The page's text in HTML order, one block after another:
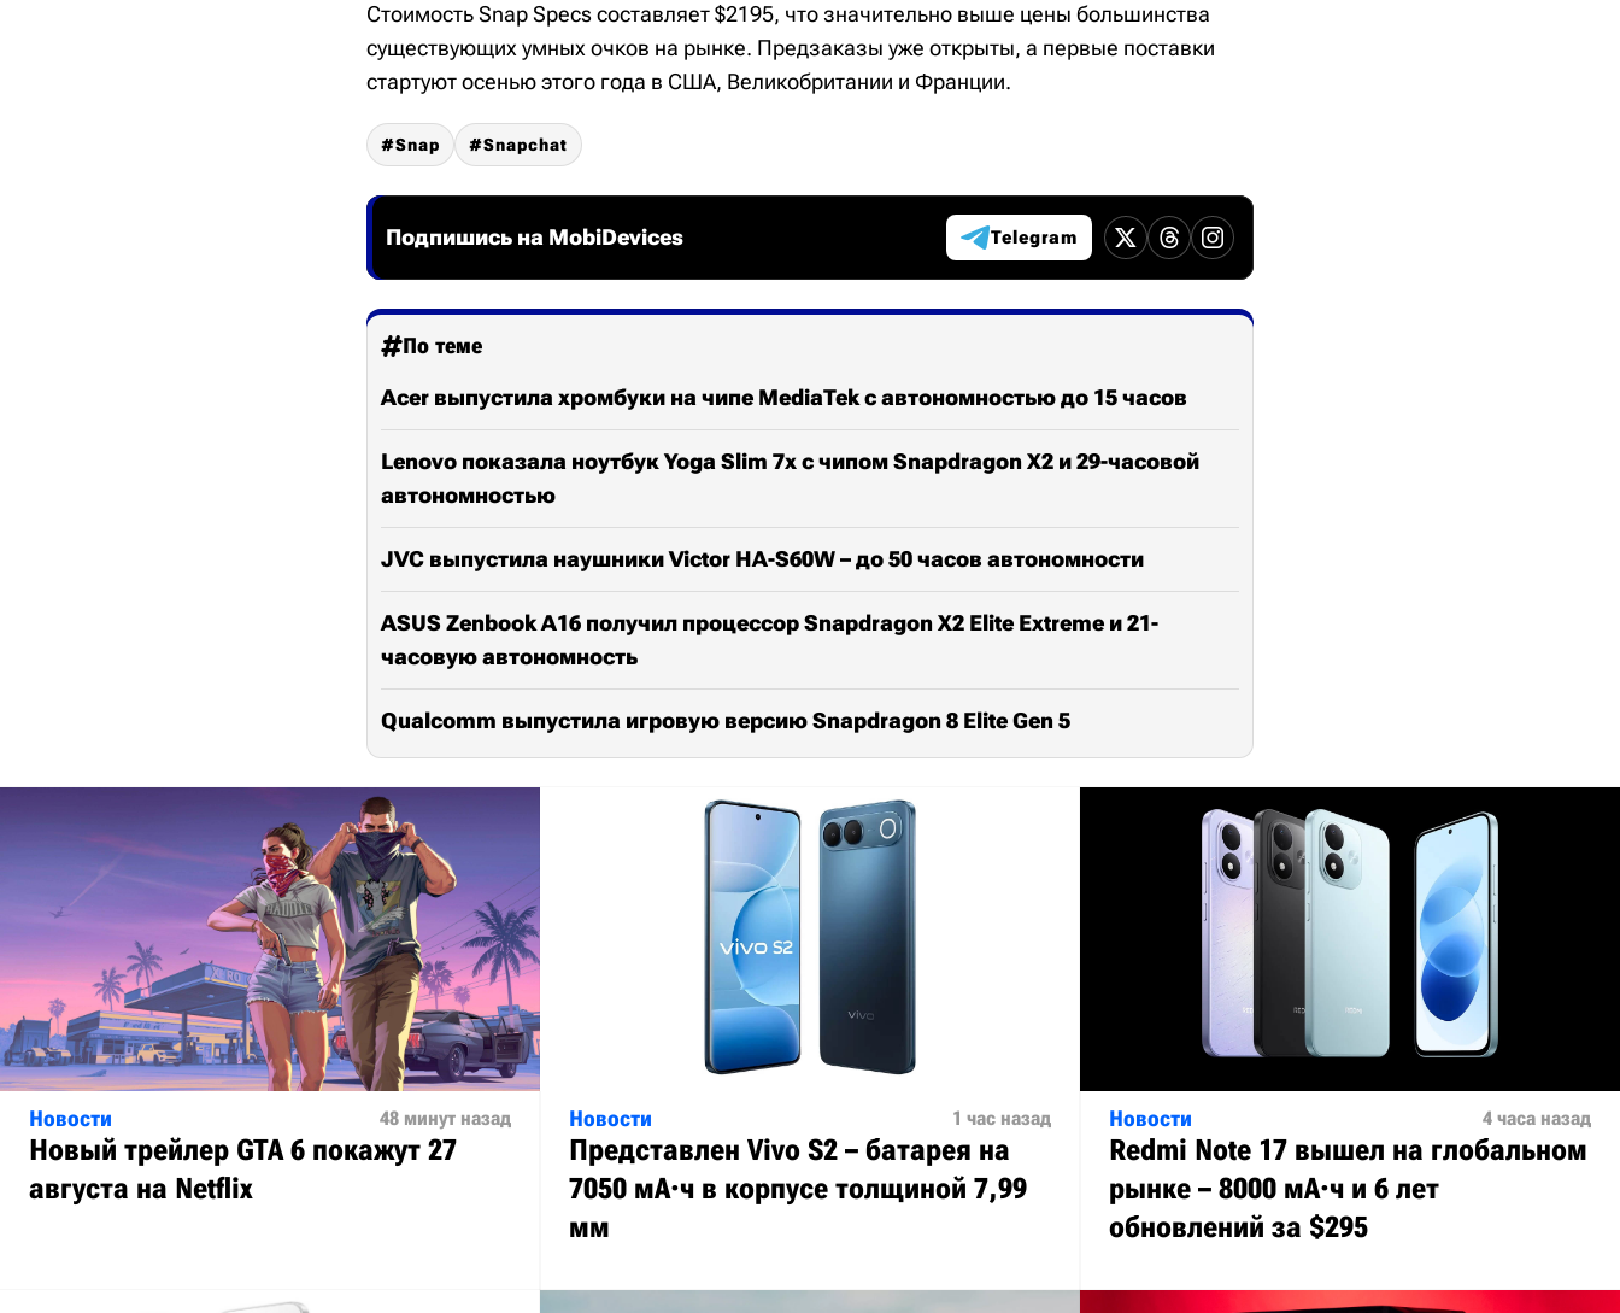
Стоимость Snap Specs составляет $2195, что значительно выше цены большинства
существующих умных очков на рынке. Предзаказы уже открыты, а первые поставки
стартуют осенью этого года в США, Великобритании и Франции.
Snap Snapchat
Подпишись на MobiDevices Telegram
По теме
Acer выпустила хромбуки на чипе MediaTek с автономностью до 15 часов
Lenovo показала ноутбук Yoga Slim 7x с чипом Snapdragon X2 и 29-часовой
автономностью
JVC выпустила наушники Victor HA-S60W – до 50 часов автономности
ASUS Zenbook A16 получил процессор Snapdragon X2 Elite Extreme и 21-
часовую автономность
Qualcomm выпустила игровую версию Snapdragon 8 Elite Gen 5
Новости 48 минут назад
Новый трейлер GTA 6 покажут 27
августа на Netflix
Новости 1 час назад
Представлен Vivo S2 – батарея на
7050 мА·ч в корпусе толщиной 7,99
мм
Новости 4 часа назад
Redmi Note 17 вышел на глобальном
рынке – 8000 мА·ч и 6 лет
обновлений за $295